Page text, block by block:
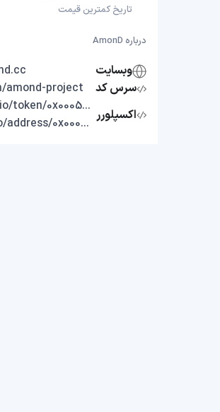
تاریخ کمترین قیمت
درباره AmonD
وبسایت
سرس کد
amond-project
اکسپلورر
https://etherscan.io/token/0x00059ae69c1622a7542edc15e8d17b060fe307b6
https://ethplorer.io/address/0x00059ae69c1622a7542edc15e8d17b060fe307b6